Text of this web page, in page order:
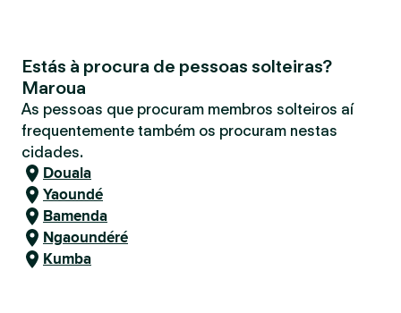
Estás à procura de pessoas solteiras?
Maroua
As pessoas que procuram membros solteiros aí
frequentemente também os procuram nestas
cidades.
Douala
Yaoundé
Bamenda
Ngaoundéré
Kumba